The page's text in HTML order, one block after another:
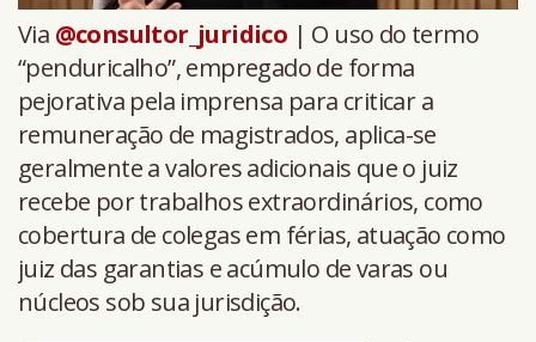
Via @consultor_juridico | O uso do termo
“penduricalho”, empregado de forma
pejorativa pela imprensa para criticar a
remuneração de magistrados, aplica-se
geralmente a valores adicionais que o juiz
recebe por trabalhos extraordinários, como
cobertura de colegas em férias, atuação como
juiz das garantias e acúmulo de varas ou
núcleos sob sua jurisdição.